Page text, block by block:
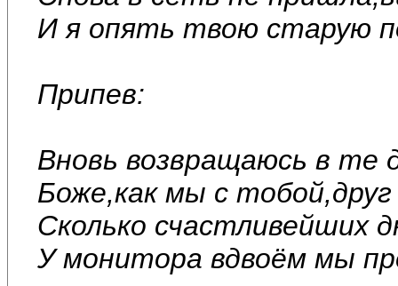
И я опять твою старую
Припев:
Вновь возвращаюсь в
Боже,как мы с
Сколько счастливейших
У монитора вдвоём мы